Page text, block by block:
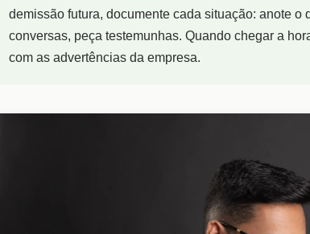
demissão futura, documente cada situação: anote
conversas, peça testemunhas. Quando chegar a
com as advertências da empresa.